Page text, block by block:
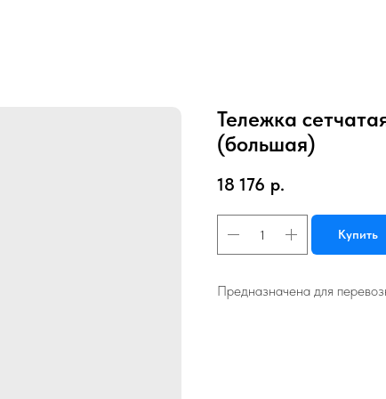
Тележка
(большая)
18 176 р.
Купить
Предназначена для